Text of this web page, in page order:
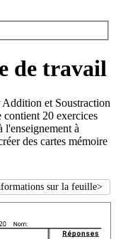
de travail
Addition et Soustraction
20 exercices
l'enseignement à
des cartes mémoire
sur la feuille>